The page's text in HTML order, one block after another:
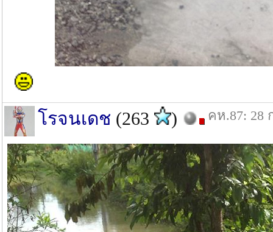
โรจนเดช (263 ) คห.87: 28